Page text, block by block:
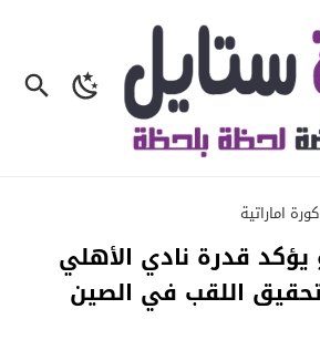
كورة اماراتية
يؤكد قدرة نادي الأهلي
تحقيق اللقب في الصين